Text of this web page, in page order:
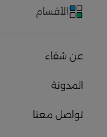
الأقسام
عن شفاء
المدونة
تواصل معنا